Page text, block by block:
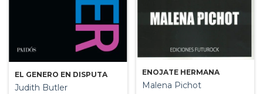
EL GENERO EN DISPUTA
Judith Butler
ENOJATE HERMANA
Malena Pichot